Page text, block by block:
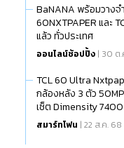
BaNANA พร้อมวางจ
60NXTPAPER และ
แล้ว ทั่วประเทศ
ออนไลน์ช้อปปิ้ง | 30 ต
TCL 60 Ultra
กล้องหลัง 3 ตัว
เซ็ต Dimensity 7400
สมาร์ทโฟน | 22 ส.ค. 68